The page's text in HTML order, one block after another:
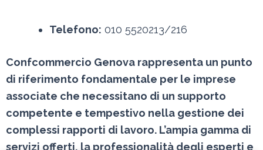
Telefono: 010 5520213/216
Confcommercio Genova rappresenta un punto
di riferimento fondamentale per le imprese
associate che necessitano di un supporto
competente e tempestivo nella gestione dei
complessi rapporti di lavoro. L’ampia gamma di
servizi offerti, la professionalità degli esperti e